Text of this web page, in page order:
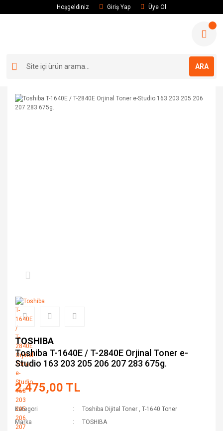
Hoşgeldiniz Giriş Yap Üye Ol
ARA
TOSHIBA
Toshiba T-1640E / T-2840E Orjinal Toner e-
Studio 163 203 205 206 207 283 675g.
2.475,00 TL
Kategori Toshiba Dijital Toner ,T-1640 Toner
Marka
TOSHIBA